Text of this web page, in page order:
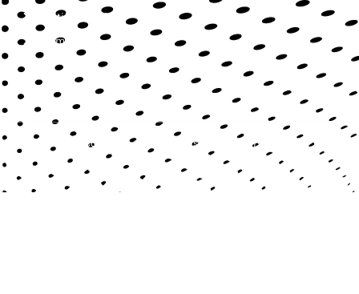
Mentions légales
Sitemap
Copyright © 2022 | Tous droits réservés.